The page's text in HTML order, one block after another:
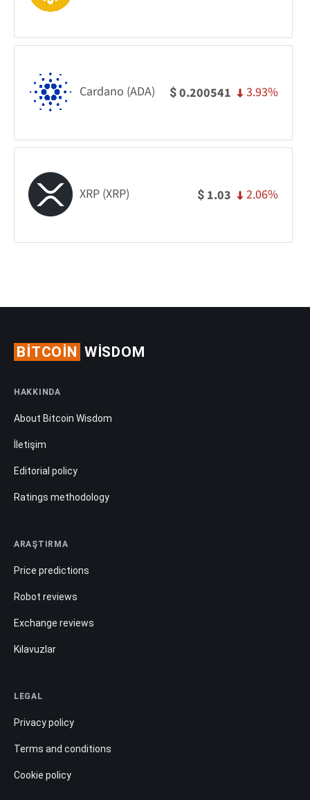
Cardano (ADA) $0.200541 3.93%
XRP (XRP) $ 1.03 2.06%
BITCOIN WISDOM
HAKKINDA
About Bitcoin Wisdom
İletişim
Editorial policy
Ratings methodology
ARAŞTIRMA
Price predictions
Robot reviews
Exchange reviews
Kılavuzlar
LEGAL
Privacy policy
Terms and conditions
Cookie policy